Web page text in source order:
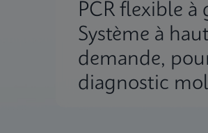
PCR flexible à
Système à
demande,
diagnostic